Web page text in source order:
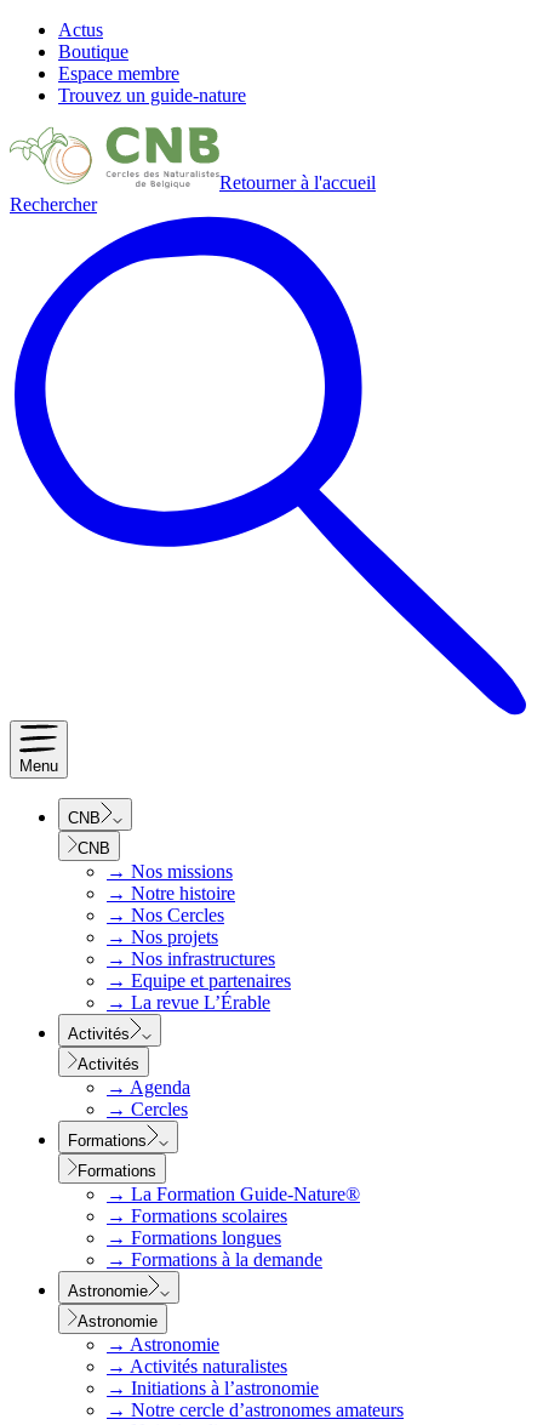
Actus
Boutique
Espace membre
Trouvez un guide-nature
Retourner à l'accueil
Rechercher
Menu
CNB
CNB
→ Nos missions
→ Notre histoire
→ Nos Cercles
→ Nos projets
→ Nos infrastructures
→ Equipe et partenaires
→ La revue L’Érable
Activités
Activités
→ Agenda
→ Cercles
Formations
Formations
→ La Formation Guide-Nature®
→ Formations scolaires
→ Formations longues
→ Formations à la demande
Astronomie
Astronomie
→ Astronomie
→ Activités naturalistes
→ Initiations à l’astronomie
→ Notre cercle d’astronomes amateurs